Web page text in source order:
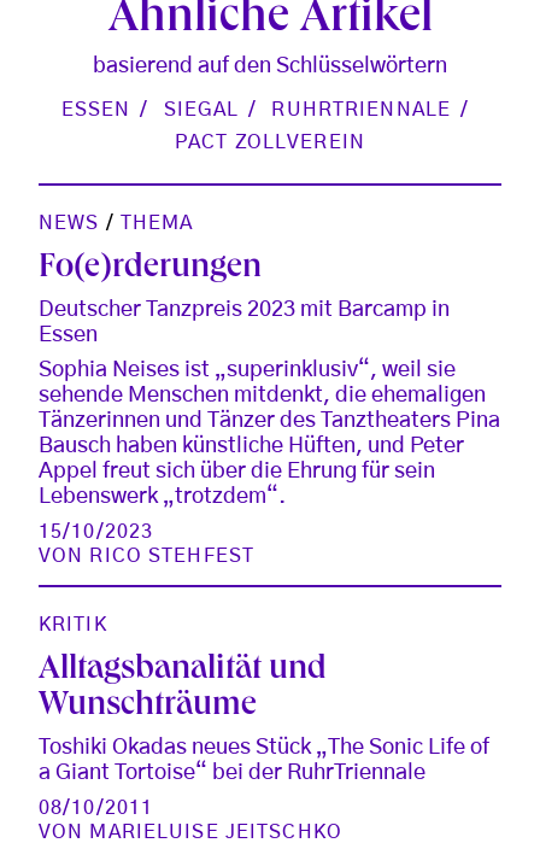
Ähnliche Artikel
basierend auf den Schlüsselwörtern
ESSEN SIEGAL
RUHRTRIENNALE
PACT ZOLLVEREIN
NEWS / THEMA
Fo(e)rderungen
Deutscher Tanzpreis 2023 mit Barcamp in
Essen
Sophia Neises ist „superinklusiv“, weil sie
sehende Menschen mitdenkt, die ehemaligen
Tänzerinnen und Tänzer des Tanztheaters Pina
Bausch haben künstliche Hüften, und Peter
Appel freut sich über die Ehrung für sein
Lebenswerk „trotzdem“.
15/10/2023
VON
RICO STEHFEST
KRITIK
Alltagsbanalität und
Wunschträume
Toshiki Okadas neues Stück „The Sonic Life of
a Giant Tortoise“ bei der RuhrTriennale
08/10/2011
VON MARIELUISE JEITSCHKO